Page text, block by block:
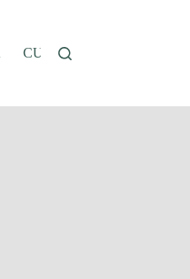
CUCINA E RICETTE